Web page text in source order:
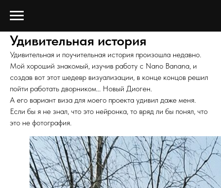
Удивительная история
Удивительная и поучительная история произошла недавно.
Мой хороший знакомый, изучив работу с Nano Banana, и
создав вот этот шедевр визуализации, в конце концов решил
пойти работать дворником... Новый Диоген.
А его вариант виза для моего проекта удивил даже меня.
Если бы я не знал, что это нейронка, то вряд ли бы понял, что
это не фотография.